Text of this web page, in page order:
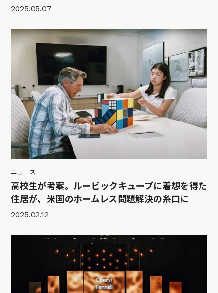
2025.05.07
ニュース
高校生が考案。ルービックキューブに着想を得た
住居が、米国のホームレス問題解決の糸口に
2025.02.12